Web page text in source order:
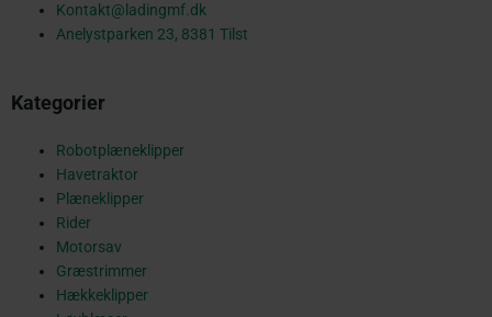
b
Kontakt@ladingmf.dk
Anelystparken 23, 8381 Tilst
Kategorier
Robotplæneklipper
Havetraktor
Plæneklipper
Rider
Motorsav
Græstrimmer
Hækkeklipper